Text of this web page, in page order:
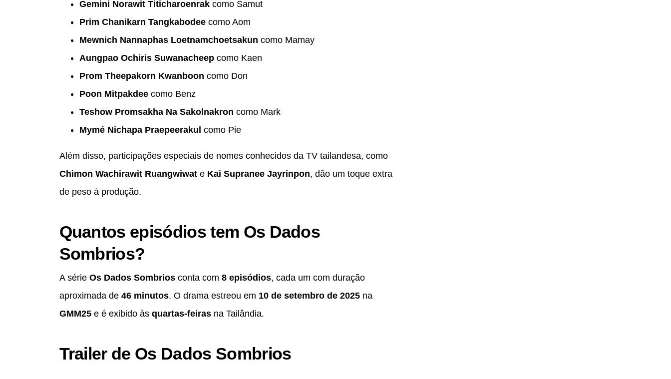
Gemini Norawit Titicharoenrakcomo Samut
Prim Chanikarn Tangkabodeecomo Aom
Mewnich Nannaphas Loetnamchoetsakun como Mamay
Aungpao Ochiris Suwanacheepcomo Kaen
Prom Theepakorn Kwanboon como Don
Poon Mitpakdeecomo Benz
Teshow Promsakha Na Sakolnakron como Mark
Mymé Nichapa Praepeerakul como Pie
Além disso, participações especiais de nomes conhecidos da TV tailandesa, como
Chimon Wachirawit Ruangwiwate Kai Supranee Jayrinpon, dão um toque extra
de peso à produção.
Quantos episódios tem Os Dados
Sombrios?
A série Os Dados Sombriosconta com 8 episódios, cada um com duração
aproximada de 46 minutos. O drama estreou em 10 de setembro de 2025na
GMM25e é exibido às quartas-feirasna Tailândia.
Trailer de Os Dados Sombrios